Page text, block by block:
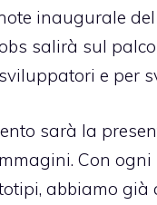
inaugurale
salirà sul
e per
sarà la
Con
abbiamo già